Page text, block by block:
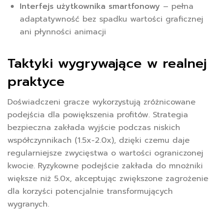
Interfejs użytkownika smartfonowy – pełna
adaptatywność bez spadku wartości graficznej
ani płynności animacji
Taktyki wygrywające w realnej
praktyce
Doświadczeni gracze wykorzystują zróżnicowane
podejścia dla powiększenia profitów. Strategia
bezpieczna zakłada wyjście podczas niskich
współczynnikach (1.5x-2.0x), dzięki czemu daje
regularniejsze zwycięstwa o wartości ograniczonej
kwocie. Ryzykowne podejście zakłada do mnożniki
większe niż 5.0x, akceptując zwiększone zagrożenie
dla korzyści potencjalnie transformujących
wygranych.